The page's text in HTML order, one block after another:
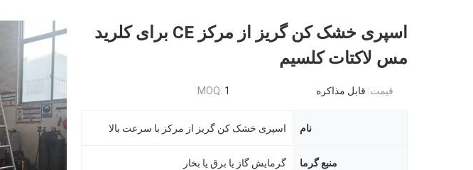
اسپری خشک کن گریز از مرکز CE برای کلرید
مس لاکتات کلسیم
قیمت: قابل مذاکره MOQ: 1
نام اسپری خشک کن گریز از مرکز با سرعت بالا
منبع گرما گرمایش گاز یا برق یا بخار